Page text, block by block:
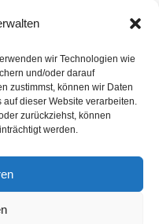
wir Technologien wie
und/oder darauf
zustimmst, können wir Daten
dieser Website verarbeiten.
zurückziehst, können
werden.